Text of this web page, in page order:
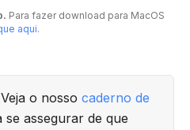
Para fazer download para MacOS
aqui.
Veja o nosso caderno de
se assegurar de que